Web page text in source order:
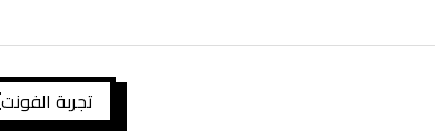
تجربة الفونت